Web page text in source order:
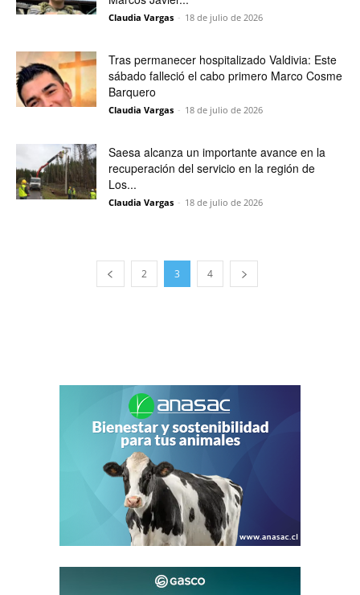
Claudia Vargas - 18 de julio de 2026
Tras permanecer hospitalizado Valdivia: Este
sábado falleció el cabo primero Marco Cosme
Barquero
Claudia Vargas - 18 de julio de 2026
Saesa alcanza un importante avance en la
recuperación del servicio en la región de
Los...
Claudia Vargas - 18 de julio de 2026
2 3 4